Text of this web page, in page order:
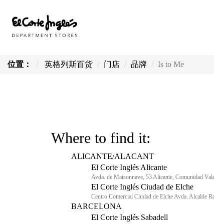
位置： 英格列斯百货 门店 品牌 Is to Me
Where to find it:
ALICANTE/ALACANT
El Corte Inglés Alicante
Avda. de Maisonnave, 53 Alicante, Comunidad
El Corte Inglés Ciudad de Elche
Centro Comercial Ciudad de Elche Avda. Alcalde
BARCELONA
El Corte Inglés Sabadell